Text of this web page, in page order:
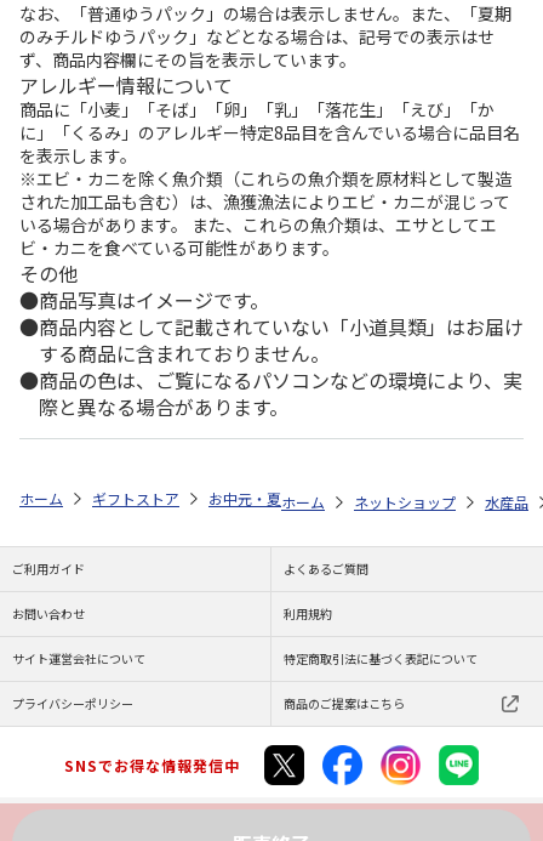
なお、「普通ゆうパック」の場合は表示しません。また、「夏期
のみチルドゆうパック」などとなる場合は、記号での表示はせ
ず、商品内容欄にその旨を表示しています。
アレルギー情報について
商品に「小麦」「そば」「卵」「乳」「落花生」「えび」「か
に」「くるみ」のアレルギー特定8品目を含んでいる場合に品目名
を表示します。
※エビ・カニを除く魚介類（これらの魚介類を原材料として製造
された加工品も含む）は、漁獲漁法によりエビ・カニが混じって
いる場合があります。 また、これらの魚介類は、エサとしてエ
ビ・カニを食べている可能性があります。
その他
商品写真はイメージです。
商品内容として記載されていない「小道具類」はお届け
する商品に含まれておりません。
商品の色は、ご覧になるパソコンなどの環境により、実
際と異なる場合があります。
ホーム ギフトストア お中元・夏ギフト特集 2026 ゆうゆうギフト
ホーム ネットショップ 水産品
ご利用ガイド よくあるご質問
お問い合わせ 利用規約
サイト運営会社について 特定商取引法に基づく表記について
プライバシーポリシー 商品のご提案はこちら
SNSでお得な情報発信中